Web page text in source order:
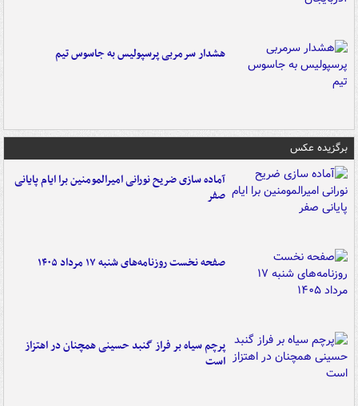
هشدار سرمربی پرسپولیس به جاسوس تیم
برگزیده عکس
آماده سازی ضریح نورانی امیرالمومنین برا ایام پایانی
صفر
صفحه نخست روزنامه‌های شنبه ۱۷ مرداد ۱۴۰۵
پرچم سیاه بر فراز گنبد حسینی همچنان در اهتزاز
است